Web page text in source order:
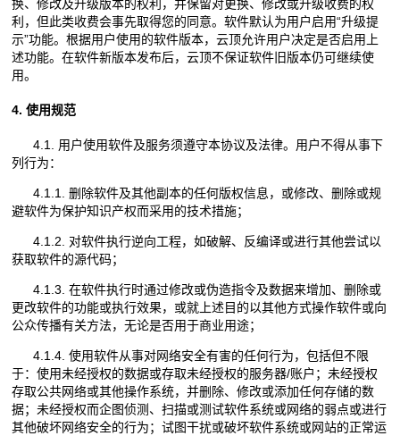
换、修改及升级版本的权利，并保留对更换、修改或升级收费的权
利，但此类收费会事先取得您的同意。软件默认为用户启用“升级提
示”功能。根据用户使用的软件版本，云顶允许用户决定是否启用上
述功能。在软件新版本发布后，云顶不保证软件旧版本仍可继续使
用。
4. 使用规范
4.1. 用户使用软件及服务须遵守本协议及法律。用户不得从事下
列行为：
4.1.1. 删除软件及其他副本的任何版权信息，或修改、删除或规
避软件为保护知识产权而采用的技术措施；
4.1.2. 对软件执行逆向工程，如破解、反编译或进行其他尝试以
获取软件的源代码；
4.1.3. 在软件执行时通过修改或伪造指令及数据来增加、删除或
更改软件的功能或执行效果，或就上述目的以其他方式操作软件或向
公众传播有关方法，无论是否用于商业用途；
4.1.4. 使用软件从事对网络安全有害的任何行为，包括但不限
于：使用未经授权的数据或存取未经授权的服务器/账户；未经授权
存取公共网络或其他操作系统，并删除、修改或添加任何存储的数
据；未经授权而企图侦测、扫描或测试软件系统或网络的弱点或进行
其他破坏网络安全的行为；试图干扰或破坏软件系统或网站的正常运